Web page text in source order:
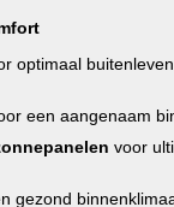
optimaal
een aangenaam
voor
gezond